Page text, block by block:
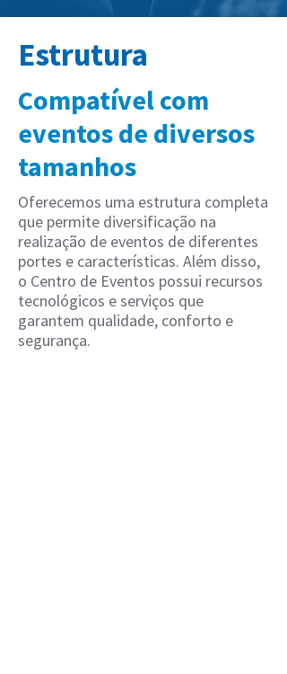
Estrutura
Compatível com
eventos de diversos
tamanhos
Oferecemos uma estrutura completa
que permite diversificação na
realização de eventos de diferentes
portes e características. Além disso,
o Centro de Eventos possui recursos
tecnológicos e serviços que
garantem qualidade, conforto e
segurança.